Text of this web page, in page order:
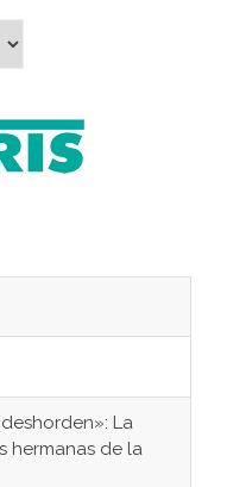
La
hermanas de la